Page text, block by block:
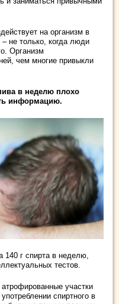
на организм в
не только, когда люди
Организм
чем многие привыкли
в неделю плохо
информацию.
140 г спирта в неделю,
тестов.
участки
спиртного в